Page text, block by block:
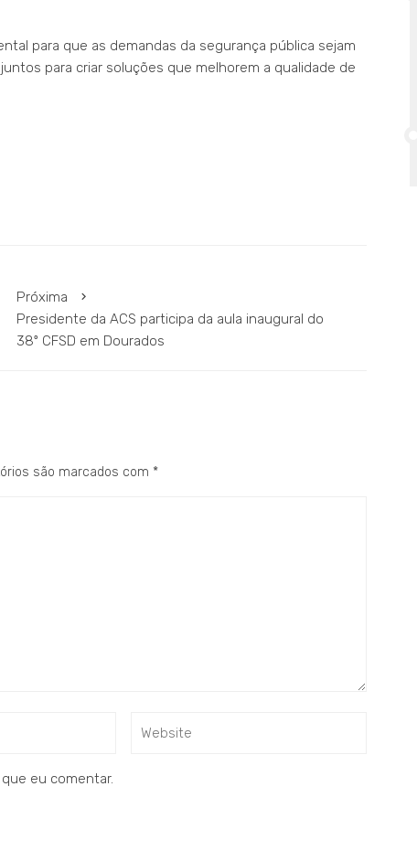
para que as demandas da segurança pública sejam
para criar soluções que melhorem a qualidade de
Próxima
Presidente da ACS participa da aula inaugural do
38º CFSD em Dourados
são marcados com *
eu comentar.